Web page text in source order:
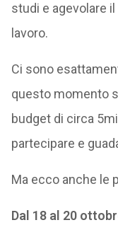
studi e agevolare
lavoro.
Ci sono
questo momento
budget di circa
partecipare e
Ma ecco anche le
Dal 18 al 20